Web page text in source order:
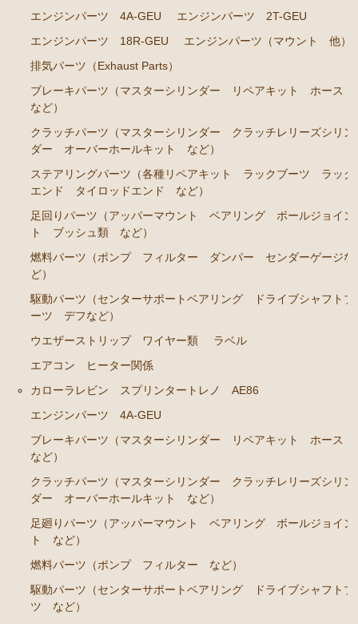
クラウン/クラウンマジェスタ JZS14# UZS141 143 147
エンジンパーツ 2JZ-GE JZS143 JZS145 JZS147 JZ
S149
エンジンパーツ 1JZ-GE JZX141
エンジンパーツ 1G-FE GS141
クラウン/クラウンマジェスタ JZS15# UZS151 155 157
エンジンパーツ 2JZ-GE JZS155
エンジンパーツ 1JZ-GE JZS151 JZS153
アリスト JZS147 UZS143
セリカ カリーナ（TA40 TA42 TA45 TA46 TA47 RA40
RA45 RA46）
ツ ラックエンド タイロッドエンド など）
駆動パーツ（センターサポートベアリング ドライブ
シャフトブーツ など）
セリカカリーナRA63 TA61 TA63 TA64AA63コロナRT14
1 AT141 TT142
エンジンパーツ 3T-GTEU
エンジンパーツ 4T-GTEU
エンジンパーツ 4A-GEU
エンジンパーツ 2T-GEU
エンジンパーツ 18R-GEU
エンジンパーツ（マウント 他）
排気パーツ（Exhaust Parts）
ブレーキパーツ（マスターシリンダー リペアキット ホース
など）
クラッチパーツ（マスターシリンダー クラッチレリーズシリン
ダー オーバーホールキット など）
ステアリングパーツ（各種リペアキット ラックブーツ ラック
エンド タイロッドエンド など）
足回りパーツ（アッパーマウント ベアリング ボールジョイン
ト ブッシュ類 など）
燃料パーツ（ポンプ フィルター ダンパー センダーゲージな
ど）
駆動パーツ（センターサポートベアリング ドライブシャフトブ
ーツ デフなど）
ウエザーストリップ ワイヤー類
ラベル
エアコン ヒーター関係
カローラレビン スプリンタートレノ AE86
エンジンパーツ 4A-GEU
ブレーキパーツ（マスターシリンダー リペアキット ホース
など）
クラッチパーツ（マスターシリンダー クラッチレリーズシリン
ダー オーバーホールキット など）
足廻りパーツ（アッパーマウント ベアリング ボールジョイン
ト など）
燃料パーツ（ポンプ フィルター など）
駆動パーツ（センターサポートベアリング ドライブシャフトブ
ツ など）